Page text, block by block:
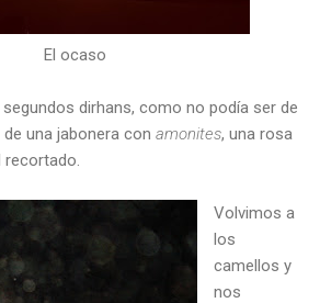
El ocaso
dirhans, como no podía ser de
una jabonera con amonites, una rosa
Volvimos a
los
camellos y
nos